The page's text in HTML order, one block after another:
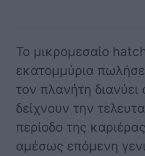
To μικρομεσαίο
εκατομμύρια
τον πλανήτη
δείχνουν την
περίοδο της
αμέσως επόμενη